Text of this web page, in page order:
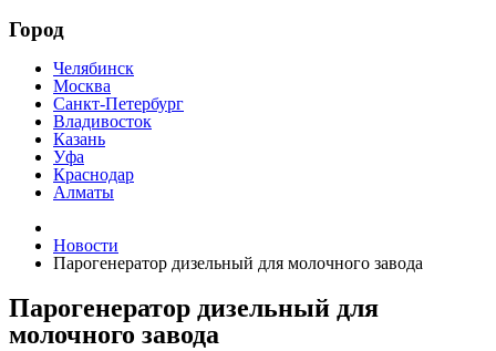
Город
Челябинск
Москва
Санкт-Петербург
Владивосток
Казань
Уфа
Краснодар
Алматы
Новости
Парогенератор дизельный для молочного завода
Парогенератор дизельный для
молочного завода